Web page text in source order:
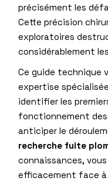
précisément les
Cette précision
exploratoires
considérablement
Ce guide technique
expertise
identifier les
fonctionnement
anticiper le
recherche fuite
connaissances,
efficacement face à